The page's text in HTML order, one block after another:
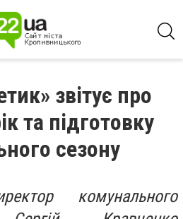
звітує про
та підготовку
сезону
комунального